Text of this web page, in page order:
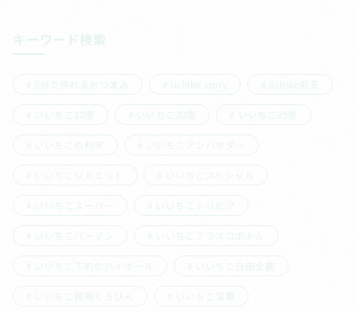
キーワード検索
5分で作れるおつまみ iichiko story iichiko彩天
いいちこ12度 いいちこ20度 いいちこ25度
いいちこの科学 いいちこアンバサダー
いいちこシルエット いいちこスペシャル
いいちこスーパー いいちこトリビア
いいちこパーソン いいちこフラスコボトル
いいちこ下町のハイボール いいちこ日田全麹
いいちこ民陶くろびん いいちこ深薫